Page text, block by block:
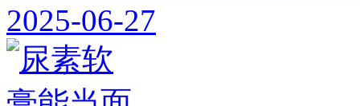
2025-06-27